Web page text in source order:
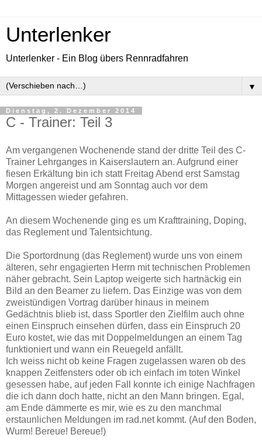
Unterlenker
Unterlenker - Ein Blog übers Rennradfahren
▼
Dienstag, 2. Dezember 2014
C - Trainer: Teil 3
Am vergangenen Wochenende stand der dritte Teil des C-
Trainer Lehrganges in Kaiserslautern an. Aufgrund einer
fiesen Erkältung bin ich statt Freitag Abend erst Samstag
Morgen angereist und am Sonntag auch vor dem
Mittagessen wieder gefahren.
An diesem Wochenende ging es um Krafttraining, Doping,
das Reglement und Talentsichtung.
Die Sportordnung (das Reglement) wurde uns von einem
älteren, sehr engagierten Herrn mit technischen Problemen
näher gebracht. Sein Laptop weigerte sich hartnäckig ein
Bild an den Beamer zu liefern. Das Einzige was von dem
zweistündigen Vortrag darüber hinaus in meinem
Gedächtnis blieb ist, dass Sportler den Zielfilm auch ohne
einen Einspruch einsehen dürfen, dass ein Einspruch 20
Euro kostet, wie das mit Doppelmeldungen an einem Tag
funktioniert und wann ein Reuegeld anfällt.
Ich weiss nicht ob keine Fragen zugelassen waren ob des
knappen Zeitfensters oder ob ich einfach im toten Winkel
gesessen habe, auf jeden Fall konnte ich einige Nachfragen
die ich dann doch hatte, nicht an den Mann bringen. Egal,
am Ende dämmerte es mir, wie es zu den manchmal
erstaunlichen Meldungen im rad.net kommt. (Auf den Boden,
Wurm! Bereue! Bereue!)